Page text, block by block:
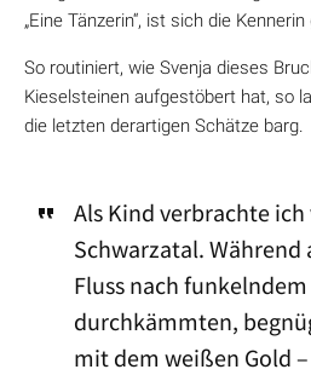
„Eine Tänzerin“, ist sich die
So routiniert, wie Svenja dieses
Kieselsteinen aufgestöbert hat, so
die letzten derartigen Schätze barg.
Als Kind verbrachte
Schwarzatal. Während
Fluss nach
durchkämmten,
mit dem weißen Gold